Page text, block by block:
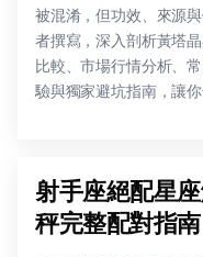
被混淆，但功效、來源
者撰寫，深入剖析黃塔
比較、市場行情分析、
驗與獨家避坑指南，讓
射手座絕配星
秤完整配對指南